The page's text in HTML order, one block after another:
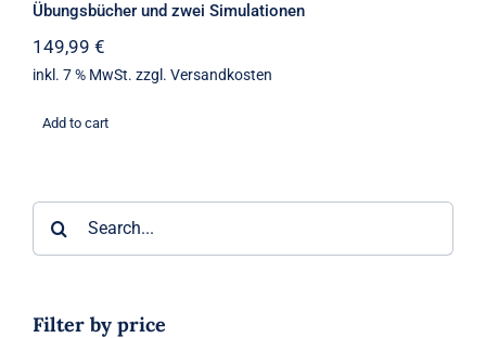
Übungsbücher und zwei Simulationen
149,99 €
inkl. 7 % MwSt. zzgl. Versandkosten
Add to cart
nach:
Filter by price